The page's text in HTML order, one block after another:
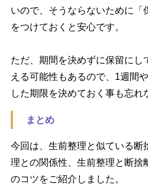
いので、そうならないために「
をつけておくと安心です。
ただ、期間を決めずに保留にし
える可能性もあるので、1週間
した期限を決めておく事も忘れ
まとめ
今回は、生前整理と似ている断
理との関係性、生前整理と断捨
のコツをご紹介しました。